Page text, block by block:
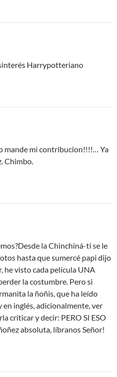
Harrypotteriano
mande mi contribucion!!!!… Ya
Chimbo.
la Chinchiná-ti se le
hasta que sumercé papi dijo
he visto cada película UNA
la costumbre. Pero si
la ñoñis, que ha leído
inglés, adicionalmente, ver
criticar y decir: PERO SI ESO
absoluta, líbranos Señor!